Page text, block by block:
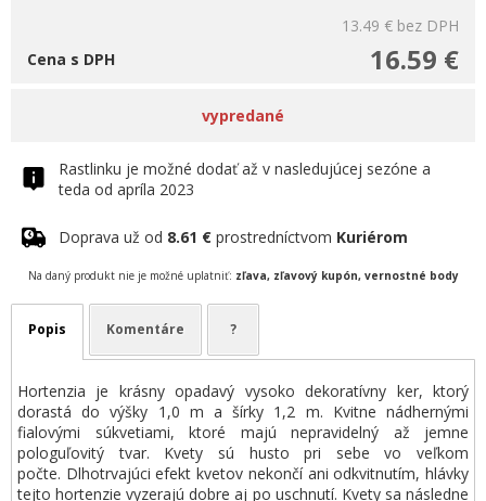
13.49 € bez DPH
16.59 €
Cena s DPH
vypredané
Rastlinku je možné dodať až v nasledujúcej sezóne a
teda od apríla 2023
Doprava už od 8.61 € prostredníctvom Kuriérom
Na daný produkt nie je možné uplatniť: zľava, zľavový kupón, vernostné body
Popis Komentáre ?
Hortenzia je krásny opadavý vysoko dekoratívny ker, ktorý
dorastá do výšky 1,0 m a šírky 1,2 m. Kvitne nádhernými
fialovými súkvetiami, ktoré majú nepravidelný až jemne
pologuľovitý tvar. Kvety sú husto pri sebe vo veľkom
počte. Dlhotrvajúci efekt kvetov nekončí ani odkvitnutím, hlávky
tejto hortenzie vyzerajú dobre aj po uschnutí. Kvety sa následne